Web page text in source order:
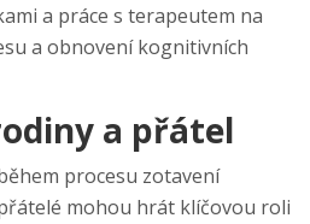
a práce s terapeutem na
a obnovení kognitivních
a přátel
procesu zotavení
mohou hrát klíčovou roli